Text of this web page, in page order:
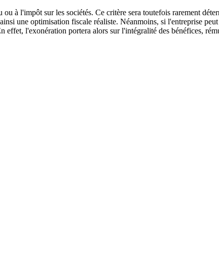
à l'impôt sur les sociétés. Ce critère sera toutefois rarement
une optimisation fiscale réaliste. Néanmoins, si l'entreprise
l'exonération portera alors sur l'intégralité des bénéfices,